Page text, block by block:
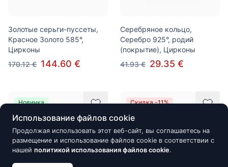
Золотые серьги-пуссеты,
Красное Золото 585°,
Цирконы
170.12 € 144.60 €
Серебряное кольцо,
Серебро 925°, родий
(покрытие), Цирконы
41.93 € 29.35 €
Новинка Скидка -11%
Использование файлов cookie
Продолжая использовать этот веб-сайт, вы соглашаетесь на
размещение и использование файлов cookie в соответствии с
нашей политикой использования файлов cookie.